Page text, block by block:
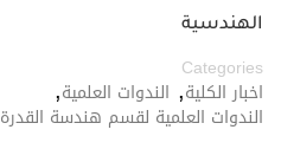
الهندسية
Categories
اخبار الكلية, الندوات العلمية,
الندوات العلمية لقسم هندسة